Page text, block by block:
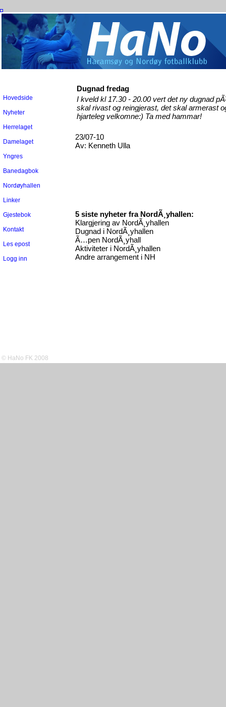
Hovedside
Nyheter
Herrelaget
Damelaget
Yngres
Banedagbok
Nordøyhallen
Linker
Gjestebok
Kontakt
Les epost
Logg inn
Dugnad fredag
I kveld kl 17.30 - 20.00 vert det ny dugnad
skal rivast og reingjerast, det skal armerast
hjarteleg velkomne:) Ta med hammar!
23/07-10
Av: Kenneth Ulla
5 siste nyheter fra NordÃ¸yhallen:
Klargjering av NordÃ¸yhallen
Dugnad i NordÃ¸yhallen
Ã…pen NordÃ¸yhall
Aktiviteter i NordÃ¸yhallen
Andre arrangement i NH
© HaNo FK 2008